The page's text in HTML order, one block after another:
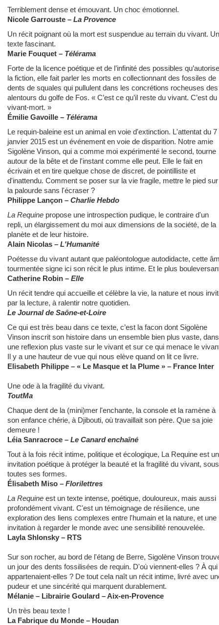
Terriblement dense et émouvant. Un choc émotionnel.
Nicole Garrouste – La Provence
Un récit poignant où la mort est suspendue au terrain du vivant. Un
texte fascinant.
Marie Fouquet – Télérama
Forte de la licence poétique et de l’infinité des possibles qu’autorise
la fiction, elle fait parler les morts en collectionnant des fossiles de
dents de squales qui pullulent dans les concrétions rocheuses des
alentours du golfe de Fos. « C’est ce qu’il reste du vivant. C’est du
vivant-mort. »
Émilie Gavoille – Télérama
Le requin-baleine est un animal en voie d'extinction. L'attentat du 7
janvier 2015 est un événement en voie de disparition. Notre amie
Sigolène Vinson, qui a comme moi expérimenté le second, tourne
autour de la bête et de l'instant comme elle peut. Elle le fait en
écrivain et en tire quelque chose de discret, de pointilliste et
d'inattendu. Comment se poser sur la vie fragile, mettre le pied sur
la palourde sans l'écraser ?
Philippe Lançon – Charlie Hebdo
La Requine propose une introspection pudique, le contraire d'un
repli, un élargissement du moi aux dimensions de la société, de la
planète et de leur histoire.
Alain Nicolas – L'Humanité
Poétesse du vivant autant que paléontologue autodidacte, cette
tourmentée signe ici son récit le plus intime. Et le plus
Catherine Robin – Elle
Un récit tendre qui accueille et célèbre la vie, la nature et nous
par la lecture, à ralentir notre quotidien.
Le Journal de Saône-et-Loire
Ce qui est très beau dans ce texte, c’est la facon dont Sigolène
Vinson inscrit son histoire dans un ensemble bien plus vaste, dans
une reflexion plus vaste sur le vivant et sur ce qui menace le
Il y a une hauteur de vue qui nous elève quand on lit ce livre.
Elisabeth Philippe – « Le Masque et la Plume » – France Inter
Une ode à la fragilité du vivant.
ToutMa
Chaque dent de la (mini)mer l'enchante, la console et la ramène à
son enfance chérie, à Djibouti, où travaillait son père. Que sa joie
demeure !
Léia Sanracroce – Le Canard enchaîné
Tout à la fois récit intime, politique et écologique, La Requine est
invitation poétique à protéger la beauté et la fragilité du vivant, sous
toutes ses formes.
Élisabeth Miso – Florilettres
La Requine est un texte intense, poétique, douloureux, mais aussi
profondément vivant. C'est un témoignage de résilience, une
exploration des liens complexes entre l'humain et la nature, et une
invitation à regarder le monde avec une sensibilité renouvelée.
Layla Shlonsky – RTS
Sur son rocher, au bord de l'étang de Berre, Sigolène Vinson
un jour des dents fossilisées de requin. D'où viennent-elles ? À qui
appartenaient-elles ? De tout cela naît un récit intime, livré avec
pudeur et une sincérité qui marquent durablement.
Mélanie – Librairie Goulard – Aix-en-Provence
Un très beau texte !
La Fabrique du Monde – Houdan